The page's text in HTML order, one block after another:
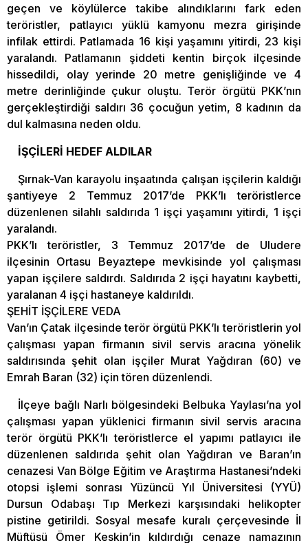
geçen ve köylülerce takibe alındıklarını fark eden
teröristler, patlayıcı yüklü kamyonu mezra girişinde
infilak ettirdi. Patlamada 16 kişi yaşamını yitirdi, 23 kişi
yaralandı. Patlamanın şiddeti kentin birçok ilçesinde
hissedildi, olay yerinde 20 metre genişliğinde ve 4
metre derinliğinde çukur oluştu. Terör örgütü PKK’nın
gerçekleştirdiği saldırı 36 çocuğun yetim, 8 kadının da
dul kalmasına neden oldu.
İŞÇİLERİ HEDEF ALDILAR
Şırnak-Van karayolu inşaatında çalışan işçilerin kaldığı
şantiyeye 2 Temmuz 2017’de PKK’lı teröristlerce
düzenlenen silahlı saldırıda 1 işçi yaşamını yitirdi, 1 işçi
yaralandı.
PKK’lı teröristler, 3 Temmuz 2017’de de Uludere
ilçesinin Ortasu Beyaztepe mevkisinde yol çalışması
yapan işçilere saldırdı. Saldırıda 2 işçi hayatını kaybetti,
yaralanan 4 işçi hastaneye kaldırıldı.
ŞEHİT İŞÇİLERE VEDA
Van’ın Çatak ilçesinde terör örgütü PKK’lı teröristlerin yol
çalışması yapan firmanın sivil servis aracına yönelik
saldırısında şehit olan işçiler Murat Yağdıran (60) ve
Emrah Baran (32) için tören düzenlendi.
İlçeye bağlı Narlı bölgesindeki Belbuka Yaylası’na yol
çalışması yapan yüklenici firmanın sivil servis aracına
terör örgütü PKK’lı teröristlerce el yapımı patlayıcı ile
düzenlenen saldırıda şehit olan Yağdıran ve Baran’ın
cenazesi Van Bölge Eğitim ve Araştırma Hastanesi’ndeki
otopsi işlemi sonrası Yüzüncü Yıl Üniversitesi (YYÜ)
Dursun Odabaşı Tıp Merkezi karşısındaki helikopter
pistine getirildi. Sosyal mesafe kuralı çerçevesinde İl
Müftüsü Ömer Keskin’in kıldırdığı cenaze namazının